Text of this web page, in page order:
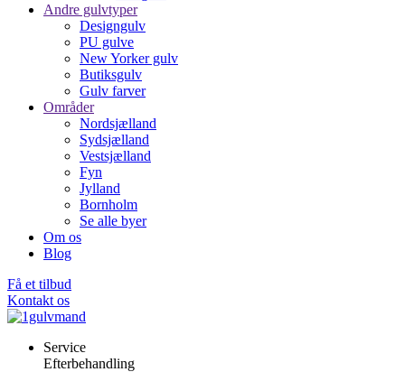
Andre gulvtyper
Designgulv
PU gulve
New Yorker gulv
Butiksgulv
Gulv farver
Områder
Nordsjælland
Sydsjælland
Vestsjælland
Fyn
Jylland
Bornholm
Se alle byer
Om os
Blog
Få et tilbud
Kontakt os
Service
Efterbehandling